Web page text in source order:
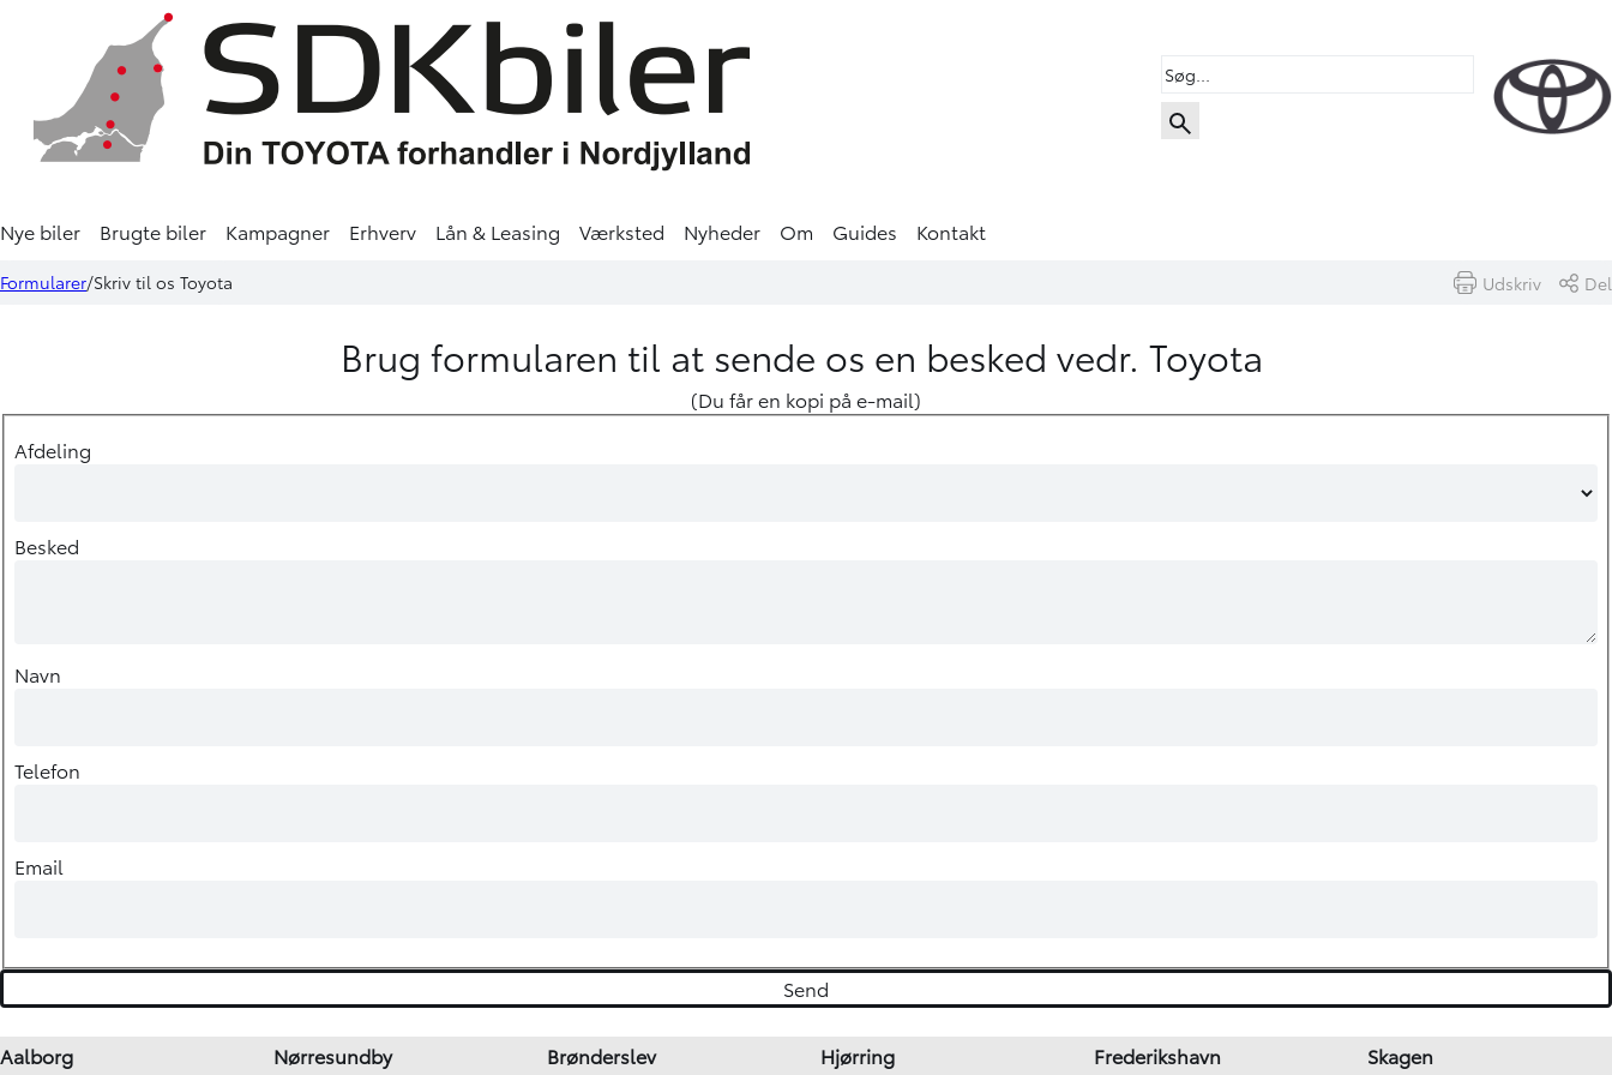
Nye biler Brugte biler Kampagner Erhverv Lån & Leasing Værksted Nyheder Om Guides Kontakt
Formularer Skriv til os Toyota Udskriv Del
Brug formularen til at sende os en besked vedr. Toyota
(Du får en kopi på e-mail)
Afdeling
Besked
Navn
Telefon
Email
Aalborg Nørresundby Brønderslev Hjørring Frederikshavn Skagen